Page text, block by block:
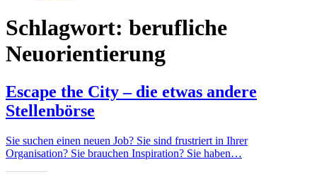
Schlagwort: berufliche
Neuorientierung
Escape the City – die etwas andere
Stellenbörse
Sie suchen einen neuen Job? Sie sind frustriert in Ihrer
Organisation? Sie brauchen Inspiration? Sie haben…